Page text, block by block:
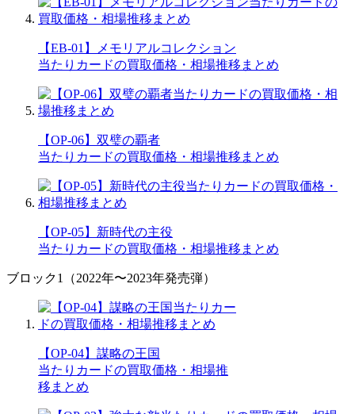
【EB-01】メモリアルコレクション
当たりカードの買取価格・相場推移まとめ
【OP-06】双璧の覇者
当たりカードの買取価格・相場推移まとめ
【OP-05】新時代の主役
当たりカードの買取価格・相場推移まとめ
ブロック1（2022年〜2023年発売弾）
【OP-04】謀略の王国
当たりカードの買取価格・相場推
移まとめ